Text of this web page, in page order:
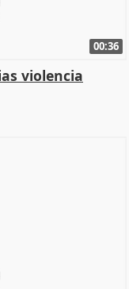
00:36
violencia